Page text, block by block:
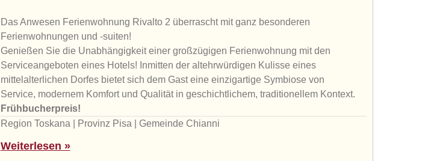
Das Anwesen Ferienwohnung Rivalto 2 überrascht mit ganz besonderen
Ferienwohnungen und -suiten!
Genießen Sie die Unabhängigkeit einer großzügigen Ferienwohnung mit den
Serviceangeboten eines Hotels! Inmitten der altehrwürdigen Kulisse eines
mittelalterlichen Dorfes bietet sich dem Gast eine einzigartige Symbiose von
Service, modernem Komfort und Qualität in geschichtlichem, traditionellem Kontext.
Frühbucherpreis!
Region Toskana | Provinz Pisa | Gemeinde Chianni
Weiterlesen »